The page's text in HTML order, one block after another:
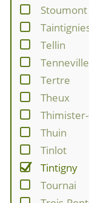
Stoumont
Tellin
Tenneville
Tertre
Theux
Thuin
Tinlot
Tintigny
Tournai